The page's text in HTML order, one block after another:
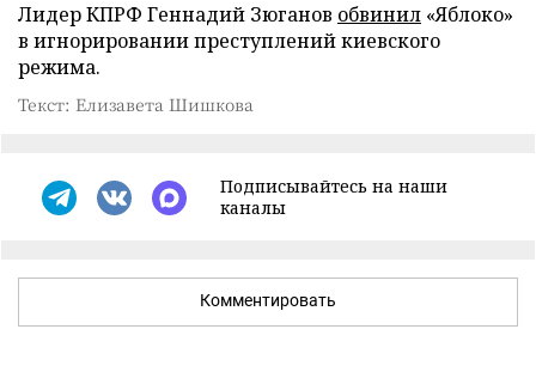
Лидер КПРФ Геннадий Зюганов обвинил «Яблоко»
в игнорировании преступлений киевского
режима.
Текст: Елизавета Шишкова
Подписывайтесь на наши
каналы
Комментировать